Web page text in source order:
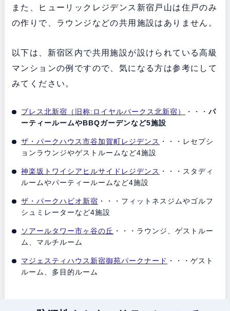
また、ヒューリックレジデンス新宿戸山は住戸のみ
の作りで、ラウンジなどの共用施設はありません。
以下は、新宿区内で共用施設が設けられている高級
マンションの例ですので、気になる方は参考にして
みてください。
ブレス北新宿（旧称:ロイヤルパークス北新宿） ・・・パ
ーティールームやBBQガーデンなど5施設
ザ・パークハウス市谷加賀町レジデンス ・・・レセプシ
ョンラウンジやゲストルームなど4施設
神楽坂トワイシアヒルサイドレジデンス ・・・スタディ
ルームやパーティールームなど4施設
ザ・パークハビオ新宿 ・・・フィットネスジムやゴルフ
シュミレーターなど4施設
ソアールタワー市ヶ谷の丘 ・・・ラウンジ、ゲストルー
ム、マルチルーム
マジェスティハウス新宿御苑パークナード ・・・ゲスト
ルーム、多目的ルーム